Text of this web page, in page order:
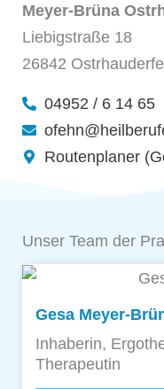
Meyer-Brüna
Liebigstraße 18
26842
04952 / 6 14 65
Routenplaner
Unser Team der
Gesa Meyer-
Inhaberin,
Therapeutin